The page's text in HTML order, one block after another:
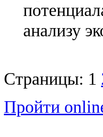
анализу
Страницы: 1
Пройти